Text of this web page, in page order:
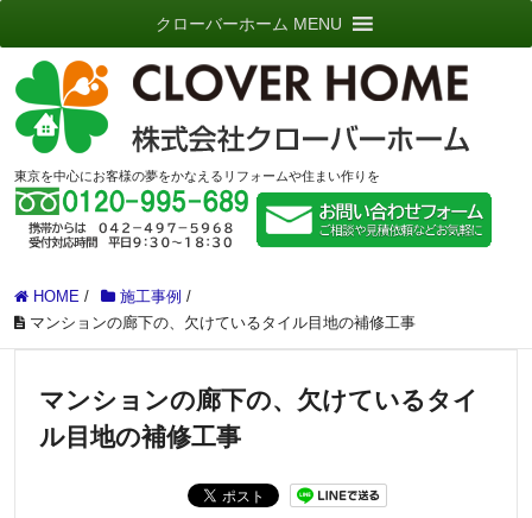
東京を中心にお客様の夢をかなえるリフォームや住まい作りを
クローバーホーム MENU
HOME / 施工事例 /
マンションの廊下の、欠けているタイル目地の補修工事
マンションの廊下の、欠けているタイ
ル目地の補修工事